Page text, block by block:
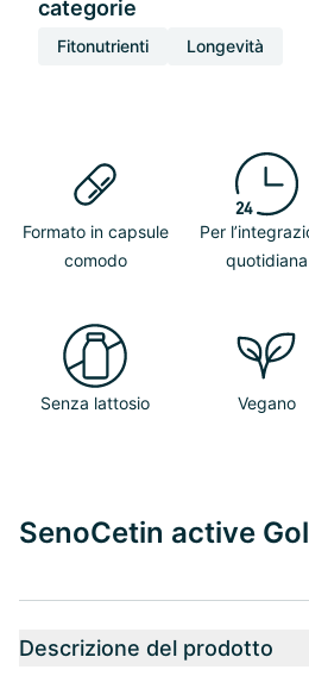
categorie
Fitonutrienti Longevità
Formato in capsule
comodo
Per
quotidiana
Senza lattosio Vegano
SenoCetin active
Descrizione del prodotto